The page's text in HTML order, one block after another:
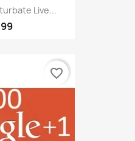
Live...
favorite_border